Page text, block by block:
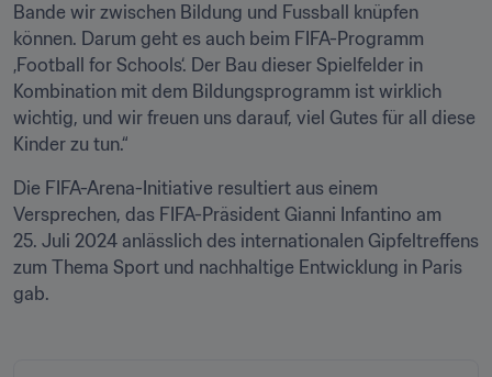
Bande wir zwischen Bildung und Fussball knüpfen
können. Darum geht es auch beim FIFA-Programm
‚Football for Schools‘. Der Bau dieser Spielfelder in
Kombination mit dem Bildungsprogramm ist wirklich
wichtig, und wir freuen uns darauf, viel Gutes für all diese
Kinder zu tun.“
Die FIFA-Arena-Initiative resultiert aus einem
Versprechen, das FIFA-Präsident Gianni Infantino am
25. Juli 2024 anlässlich des internationalen Gipfeltreffens
zum Thema Sport und nachhaltige Entwicklung in Paris
gab.